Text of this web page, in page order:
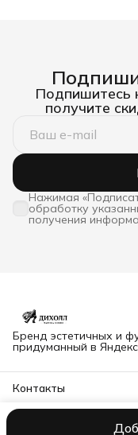
Подпишитесь
получите
Нажимая
обработку
получения
Бренд эстетичных и
придуманный в
Контакты
Адрес
© dihall@yandex.ru